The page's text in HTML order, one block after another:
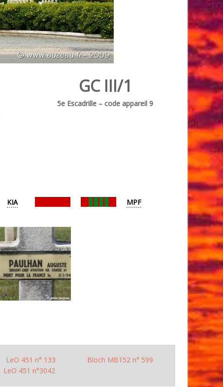
GC III/1
5e Escadrille – code appareil 9
KIA MPF
LeO 451 n° 133
Bloch MB152 n° 599
LeO 451 n°3042